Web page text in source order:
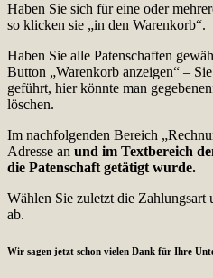
Haben Sie sich für eine oder
so klicken sie „in den Warenkorb“.
Haben Sie alle Patenschaften
Button „Warenkorb anzeigen“ –
geführt, hier könnte man
löschen.
Im nachfolgenden Bereich
Adresse an und im Textbereich
die Patenschaft getätigt wurde.
Wählen Sie zuletzt die Zahlungsart
ab.
Wir sagen jetzt schon vielen Dank für Ihre